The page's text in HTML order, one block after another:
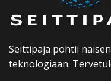
Seittipaja pohtii
teknologiaan.